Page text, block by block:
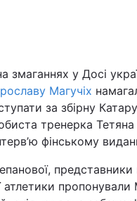
Війна
Політика
Світ
Наука
змаганнях у Досі
Магучіх
за збірну
тренерка Тетяна
фінському
представники
атлетики